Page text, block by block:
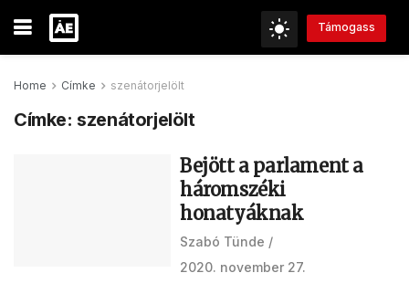
Támogass
Home Címke szenátorjelölt
Címke: szenátorjelölt
Bejött a parlament a
háromszéki
honatyáknak
Szabó Tünde
2020. november 27.